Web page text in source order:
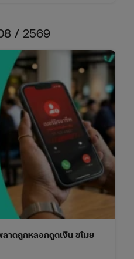
/ 2569
ลาดถูกหลอกดูดเงิน ขโมย